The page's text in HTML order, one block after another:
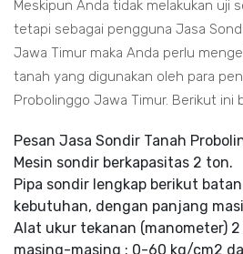
Meskipun Anda tidak melakukan uji
tetapi sebagai pengguna Jasa
Jawa Timur maka Anda perlu
tanah yang digunakan oleh para
Probolinggo Jawa Timur. Berikut ini
Pesan Jasa Sondir Tanah
Mesin sondir berkapasitas 2 ton.
Pipa sondir lengkap berikut
kebutuhan, dengan panjang
Alat ukur tekanan (manometer)
masing-masing : 0-60 kg/cm2